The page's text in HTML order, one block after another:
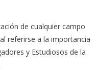
de cualquier campo
referirse a la importancia
y Estudiosos de la